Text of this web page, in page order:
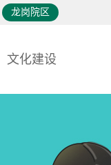
龙岗院区
文化建设